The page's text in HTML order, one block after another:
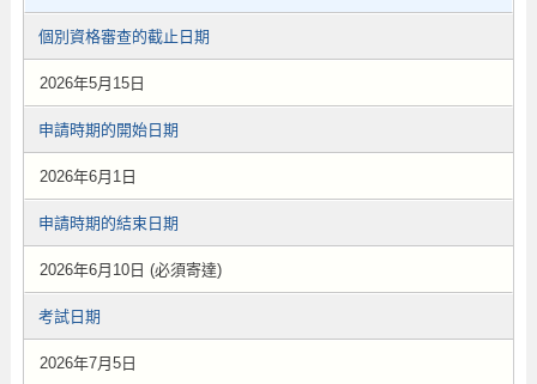
個別資格審查的截止日期
2026年5月15日
申請時期的開始日期
2026年6月1日
申請時期的結束日期
2026年6月10日 (必須寄達)
考試日期
2026年7月5日